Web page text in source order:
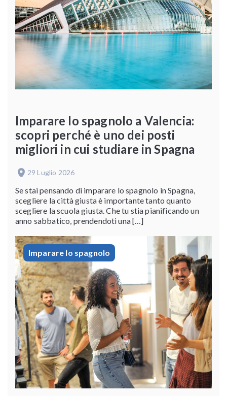
Imparare lo spagnolo a Valencia:
scopri perché è uno dei posti
migliori in cui studiare in Spagna
29 Luglio 2026
Se stai pensando di imparare lo spagnolo in Spagna,
scegliere la città giusta è importante tanto quanto
scegliere la scuola giusta. Che tu stia pianificando un
anno sabbatico, prendendoti una […]
Imparare lo spagnolo